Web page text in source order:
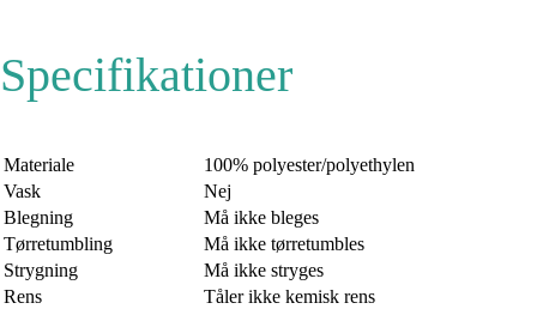
Specifikationer
Materiale
100% polyester/polyethylen
Vask
Nej
Blegning
Må ikke bleges
Tørretumbling
Må ikke tørretumbles
Strygning
Må ikke stryges
Rens
Tåler ikke kemisk rens